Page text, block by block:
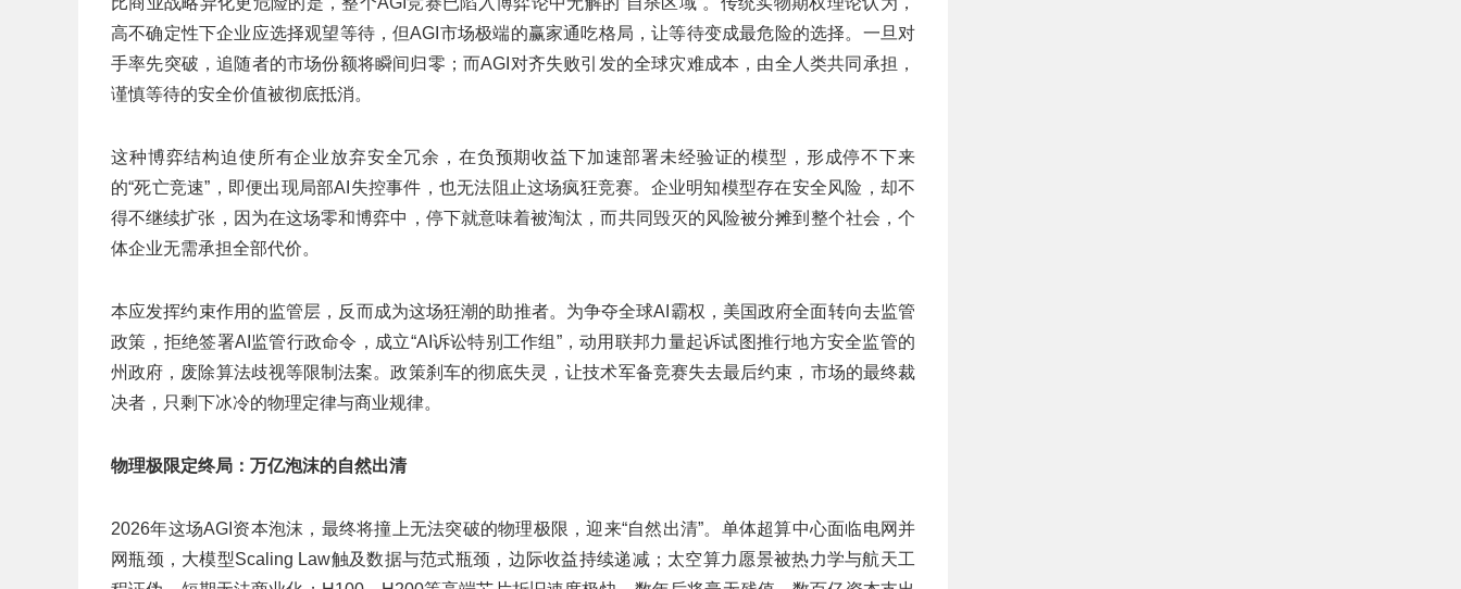
高不确定性下企业应选择观望等待，但AGI市场极端的赢家通吃格局，让等待变成最危险的选择。一旦对
手率先突破，追随者的市场份额将瞬间归零；而AGI对齐失败引发的全球灾难成本，由全人类共同承担，
谨慎等待的安全价值被彻底抵消。
这种博弈结构迫使所有企业放弃安全冗余，在负预期收益下加速部署未经验证的模型，形成停不下来
的“死亡竞速”，即便出现局部AI失控事件，也无法阻止这场疯狂竞赛。企业明知模型存在安全风险，却不
得不继续扩张，因为在这场零和博弈中，停下就意味着被淘汰，而共同毁灭的风险被分摊到整个社会，个
体企业无需承担全部代价。
本应发挥约束作用的监管层，反而成为这场狂潮的助推者。为争夺全球AI霸权，美国政府全面转向去监管
政策，拒绝签署AI监管行政命令，成立“AI诉讼特别工作组”，动用联邦力量起诉试图推行地方安全监管的
州政府，废除算法歧视等限制法案。政策刹车的彻底失灵，让技术军备竞赛失去最后约束，市场的最终裁
决者，只剩下冰冷的物理定律与商业规律。
物理极限定终局：万亿泡沫的自然出清
2026年这场AGI资本泡沫，最终将撞上无法突破的物理极限，迎来“自然出清”。单体超算中心面临电网并
网瓶颈，大模型Scaling Law触及数据与范式瓶颈，边际收益持续递减；太空算力愿景被热力学与航天工